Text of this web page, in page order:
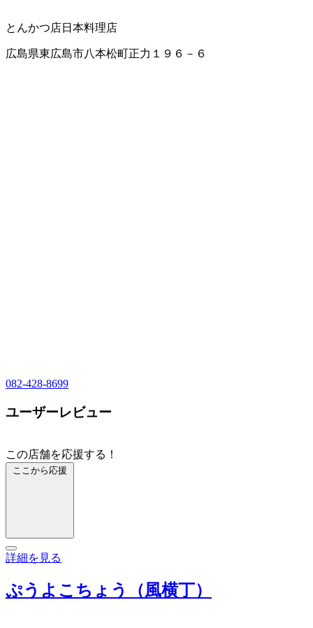
とんかつ店日本料理店
広島県東広島市八本松町正力１９６－６
082-428-8699
ユーザーレビュー
この店舗を応援する！
ここから応援
詳細を見る
ぷうよこちょう（風横丁）